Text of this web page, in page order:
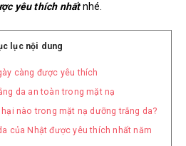
yêu thích nhấtnhé.
lục nội dung
càng được yêu thích
da an toàn trong mặt nạ
nào trong mặt nạ dưỡng trắng da?
của Nhật được yêu thích nhất năm